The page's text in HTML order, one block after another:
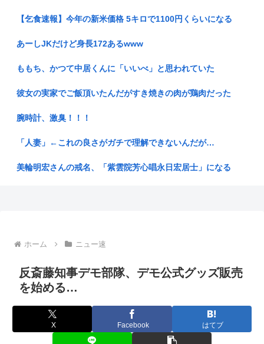
熊本県知事、マスコミにマジ切れ「被災者から報道に対する不
満が県に...
トランプ氏「円安介入は友情の証」…本音は米国債市場の保護
【画像】福岡、こんなのが普通に走ってる
【BLEACH】ここの織姫かわいい
【動画】自殺した立教大学キャバ嬢の首吊り自殺配信、流出…
急増...
【広島】原爆投下81年 高まる核リスク 被爆者減る中、広島か
【画像】明らかにチンポ味わった後のメスガキ、変化を遂げる
早朝5時からキャラ弁作りなんてあり得ない…中国のお母さん
【乞食速報】今年の新米価格 5キロで1100円くらいになる
あーしJKだけど身長172あるwww
ももち、かつて中居くんに「いいべ」と思われていた
彼女の実家でご飯頂いたんだがすき焼きの肉が鶏肉だった
腕時計、激臭！！！
「人妻」←これの良さがガチで理解できないんだが…
美輪明宏さんの戒名、「紫雲院芳心唱永日宏居士」になる
円は年末149円に 協調介入に加え日銀早期利上げ想定
ニートぼく、セブンイレブンのバイトに応募
ホーム ニュー速
反斎藤知事デモ部隊、デモ公式グッズ販売
を始める…
X Facebook はてブ